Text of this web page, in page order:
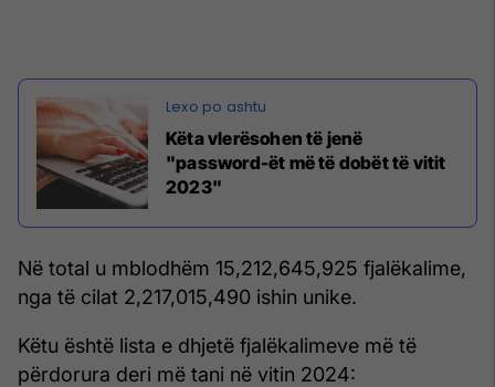
Këta vlerësohen të jenë
"password-ët më të dobët të vitit
2023"
Në total u mblodhëm 15,212,645,925 fjalëkalime,
nga të cilat 2,217,015,490 ishin unike.
Këtu është lista e dhjetë fjalëkalimeve më të
përdorura deri më tani në vitin 2024: